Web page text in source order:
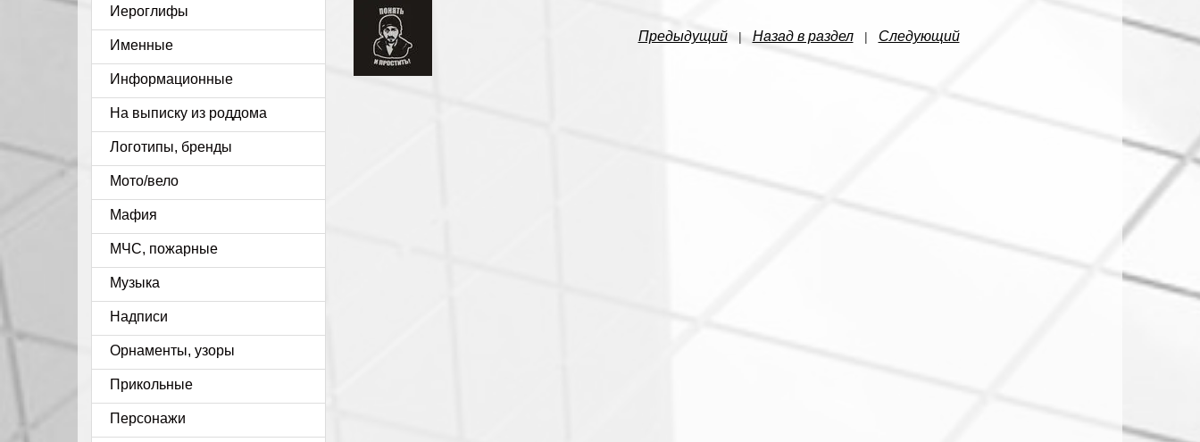
Предыдущий| Назад в раздел| Следующий
Иероглифы
Именные
Информационные
На выписку из роддома
Логотипы, бренды
Мото/вело
Мафия
МЧС, пожарные
Музыка
Надписи
Орнаменты, узоры
Прикольные
Персонажи